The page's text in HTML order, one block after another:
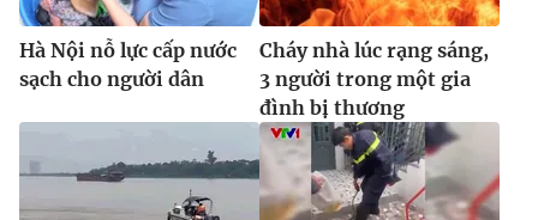
Hà Nội nỗ lực cấp nước
sạch cho người dân
Cháy nhà lúc rạng sáng,
3 người trong một gia
đình bị thương